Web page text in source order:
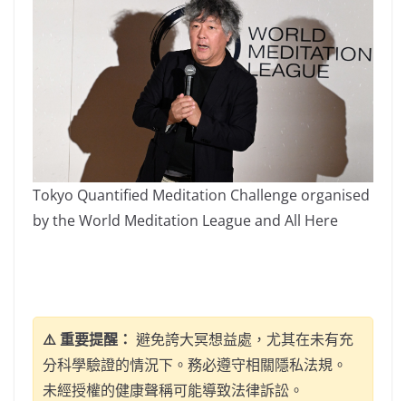
Tokyo Quantified Meditation Challenge organised
by the World Meditation League and All Here
⚠️ 重要提醒： 避免誇大冥想益處，尤其在未有充
分科學驗證的情況下。務必遵守相關隱私法規。
未經授權的健康聲稱可能導致法律訴訟。